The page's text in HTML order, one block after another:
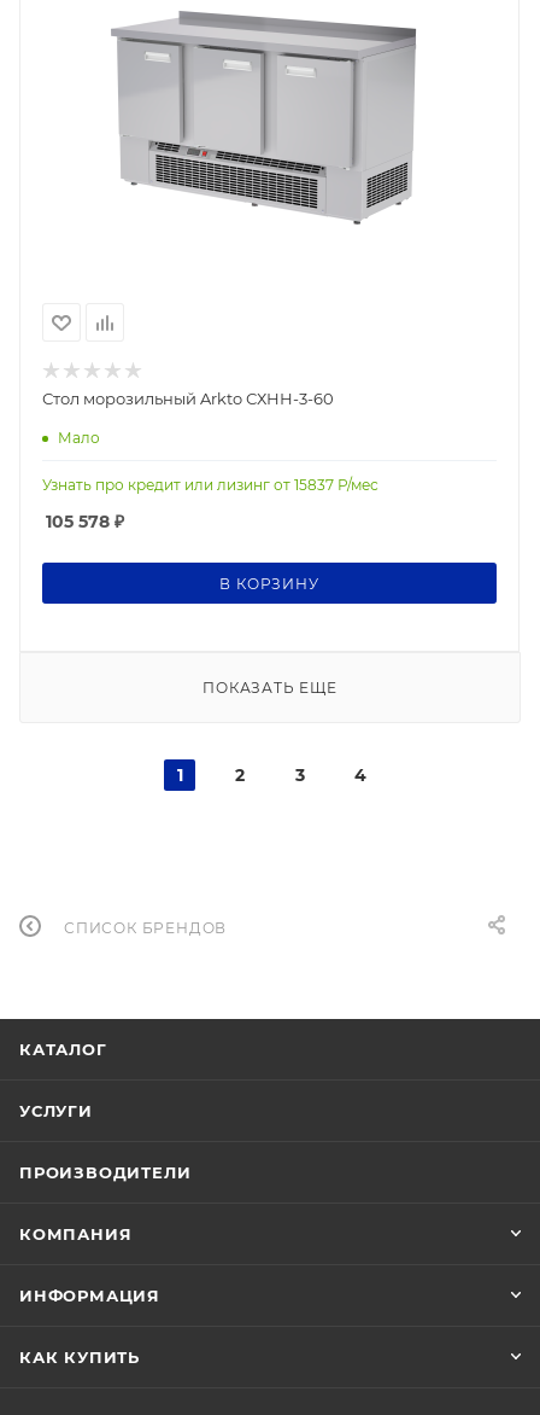
Стол морозильный Arkto СХНН-3-60
Мало
Узнать про кредит или лизинг от 15837 Р/мес
105 578 ₽
В КОРЗИНУ
ПОКАЗАТЬ ЕЩЕ
1 2 3 4
СПИСОК БРЕНДОВ
КАТАЛОГ
УСЛУГИ
ПРОИЗВОДИТЕЛИ
КОМПАНИЯ
ИНФОРМАЦИЯ
КАК КУПИТЬ